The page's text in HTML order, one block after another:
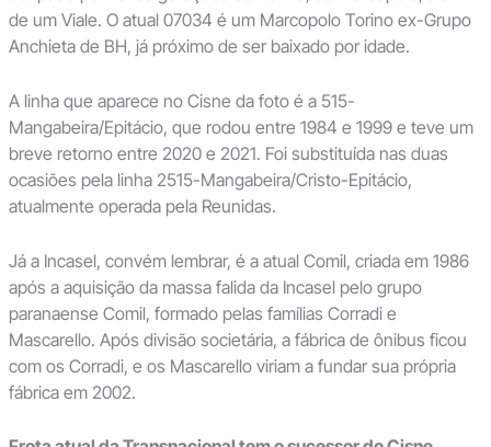
de um Viale. O atual 07034 é um Marcopolo Torino ex-Grupo
Anchieta de BH, já próximo de ser baixado por idade.
A linha que aparece no Cisne da foto é a 515-
Mangabeira/Epitácio, que rodou entre 1984 e 1999 e teve um
breve retorno entre 2020 e 2021. Foi substituída nas duas
ocasiões pela linha 2515-Mangabeira/Cristo-Epitácio,
atualmente operada pela Reunidas.
Já a Incasel, convém lembrar, é a atual Comil, criada em 1986
após a aquisição da massa falida da Incasel pelo grupo
paranaense Comil, formado pelas famílias Corradi e
Mascarello. Após divisão societária, a fábrica de ônibus ficou
com os Corradi, e os Mascarello viriam a fundar sua própria
fábrica em 2002.